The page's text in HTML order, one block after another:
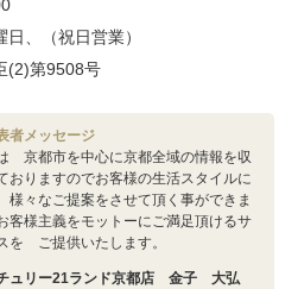
、（祝日営業）
(2)第9508号
者メッセージ
京都市を中心に京都全域の情報を収
おりますのでお客様の生活スタイルに
々なご提案をさせて頂く事ができま
客様主義をモットーにご満足頂けるサ
を ご提供いたします。
ュリー21ランド京都店 金子 大弘